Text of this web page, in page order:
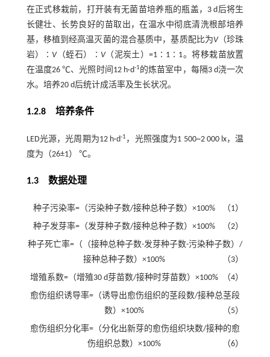
在正式移栽前，打开装有无菌苗培养瓶的瓶盖，3 d后将生
长健壮、长势良好的苗取出，在温水中彻底清洗根部培养
基，移植到经高温灭菌的混合基质中，基质配比为V（珍珠
岩）∶ V（蛭石）∶ V（泥炭土）=1∶1∶1。将移栽苗放置
在温度26 ℃、光照时间12 h·d-1 的炼苗室中，每隔3 d浇一次
水。培养20 d后统计成活率及生长状况。
1.2.8 培养条件
LED光源，光周期为12 h·d-1 ，光照强度为1 500~2 000 lx，温
度为（26±1） ℃。
1.3 数据处理
种子污染率=（污染种子数/接种总种子数）×100%
（1）
种子发芽率=（发芽种子数/接种总种子数）×100%
（2）
种子死亡率=（（接种总种子数-发芽种子数-污染种子数）/
接种总种子数）×100%
（3）
增殖系数=（增殖30 d芽苗数/接种时芽苗数）×100%
（4）
愈伤组织诱导率=（诱导出愈伤组织的茎段数/接种总茎段
数）×100%
（5）
愈伤组织分化率=（分化出新芽的愈伤组织块数/接种的愈
伤组织总数）×100%
（6）